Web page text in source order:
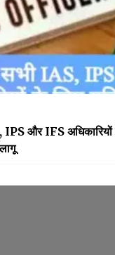
IPS और IFS अधिकारियों